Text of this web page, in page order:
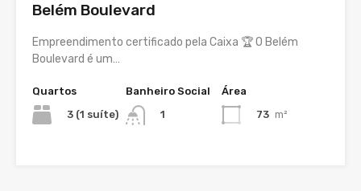
Belém Boulevard
Empreendimento certificado pela Caixa 🏆 O Belém
Boulevard é um…
Quartos
3 (1 suíte)
Banheiro Social
1
Área
73 m²